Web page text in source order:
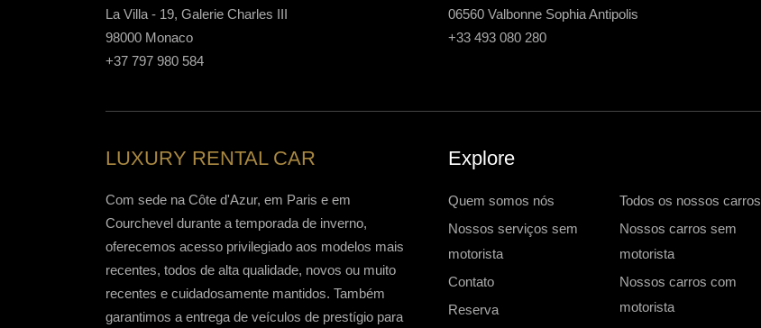
La Villa - 19, Galerie Charles III
98000 Monaco
+37 797 980 584
06560 Valbonne Sophia Antipolis
+33 493 080 280
LUXURY RENTAL CAR
Com sede na Côte d'Azur, em Paris e em
Courchevel durante a temporada de inverno,
oferecemos acesso privilegiado aos modelos mais
recentes, todos de alta qualidade, novos ou muito
recentes e cuidadosamente mantidos. Também
garantimos a entrega de veículos de prestígio para
Explore
Quem somos nós
Nossos serviços sem
motorista
Contato
Reserva
Todos os nossos carros
Nossos carros sem
motorista
Nossos carros com
motorista